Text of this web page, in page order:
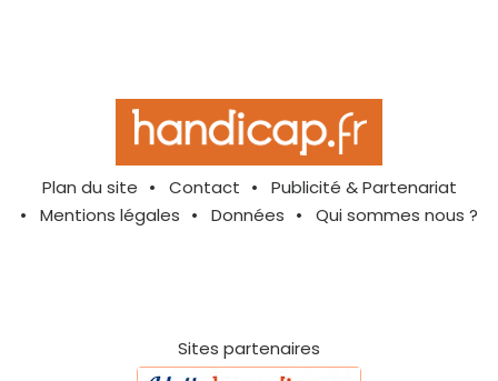
Plan du site Contact
Publicité & Partenariat
Mentions légales
Données Qui sommes nous ?
Sites partenaires